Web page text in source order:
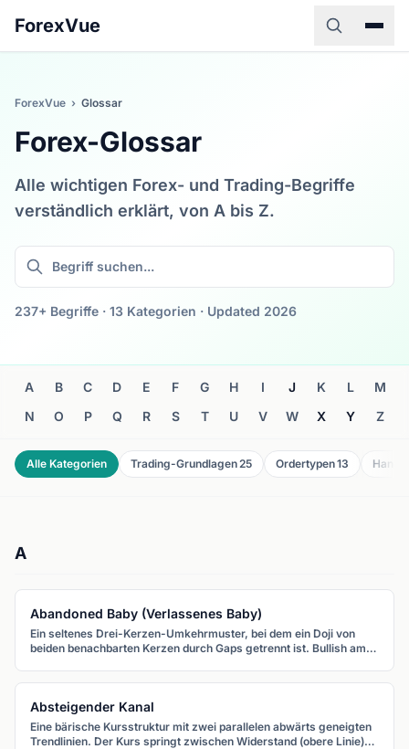
ForexVue
ForexVue › Glossar
Forex-Glossar
Alle wichtigen Forex- und Trading-Begriffe
verständlich erklärt, von A bis Z.
237+ Begriffe · 13 Kategorien · Updated 2026
A B C D E F G H I J K L
M
N
O P Q R S T U V W X Y Z
Alle Kategorien Trading-Grundlagen25 Ordertypen13
A
Abandoned Baby (Verlassenes Baby)
Ein seltenes Drei-Kerzen-Umkehrmuster, bei dem ein Doji von
beiden benachbarten Kerzen durch Gaps getrennt ist. Bullish am
Absteigender Kanal
Eine bärische Kursstruktur mit zwei parallelen abwärts geneigten
Trendlinien. Der Kurs springt zwischen Widerstand (obere Linie)